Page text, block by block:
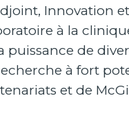
Innovation et
à la
puissance de
à fort
et de